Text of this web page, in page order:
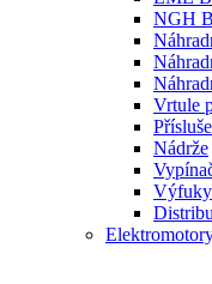
NGH
Vrtule
Nádrže
Výfuky